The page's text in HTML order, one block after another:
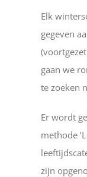
Elk
gegeven
gaan we
te zoeken
Er wordt
methode
zijn